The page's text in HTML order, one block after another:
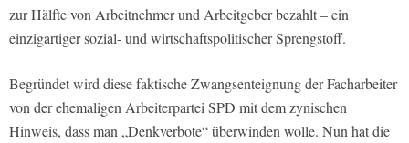
zur Hälfte von Arbeitnehmer und Arbeitgeber bezahlt – ein
einzigartiger sozial- und wirtschaftspolitischer Sprengstoff.
Begründet wird diese faktische Zwangsenteignung der Facharbeiter
von der ehemaligen Arbeiterpartei SPD mit dem zynischen
Hinweis, dass man „Denkverbote“ überwinden wolle. Nun hat die